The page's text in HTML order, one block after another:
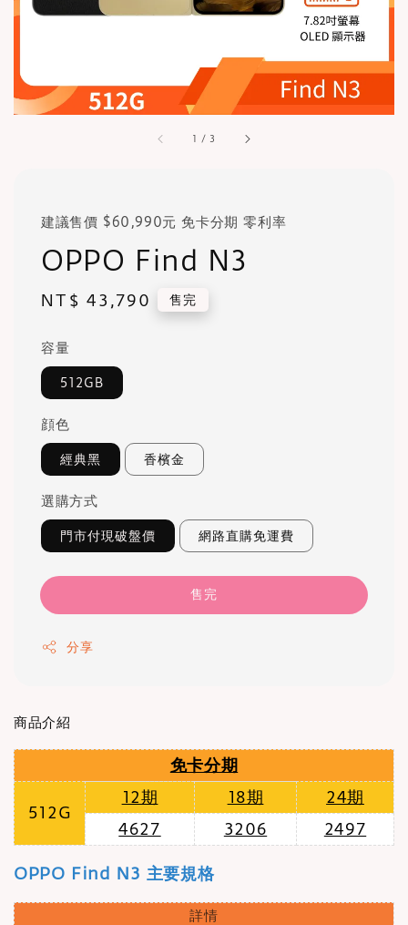
1 / 3
建議售價 $60,990元 免卡分期 零利率
OPPO Find N3
Regular
NT$ 43,790 售完
容量
512GB
顔色
經典黑 香檳金
選購方式
門市付現破盤價 網路直購免運費
售完
分享
商品介紹
免卡分期
512G
12期 18期
24期
4627
3206 2497
OPPO Find N3 主要規格
詳情